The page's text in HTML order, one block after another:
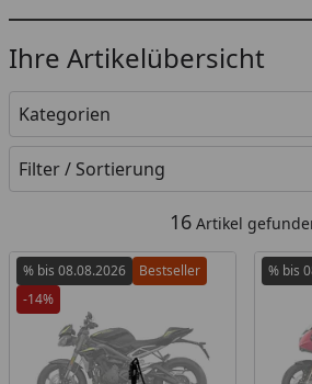
Ihre Artikelübersicht
Kategorien
Filter / Sortierung
16 Artikel
% bis 08.08.2026
Bestseller
-14%
% bis